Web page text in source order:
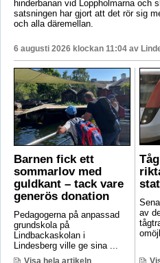
hinderbanan vid Loppholmarna och
satsningen har gjort att det rör sig
och alla däremellan.
6 augusti 2026 klockan 11:04 av
Barnen fick ett
sommarlov med
guldkant – tack vare
generös donation
Pedagogerna på anpassad
grundskola på
Lindbackaskolan i
Lindesberg ville ge sina ...
Visa hela artikeln
av